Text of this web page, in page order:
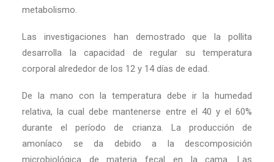
metabolismo.
Las investigaciones han demostrado que la pollita
desarrolla la capacidad de regular su temperatura
corporal alrededor de los 12 y 14 días de edad.
De la mano con la temperatura debe ir la humedad
relativa, la cual debe mantenerse entre el 40 y el 60%
durante el período de crianza. La producción de
amoníaco se da debido a la descomposición
microbiológica de materia fecal en la cama. Las